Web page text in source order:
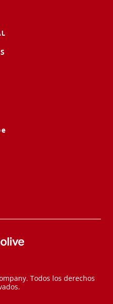
Todos los derechos